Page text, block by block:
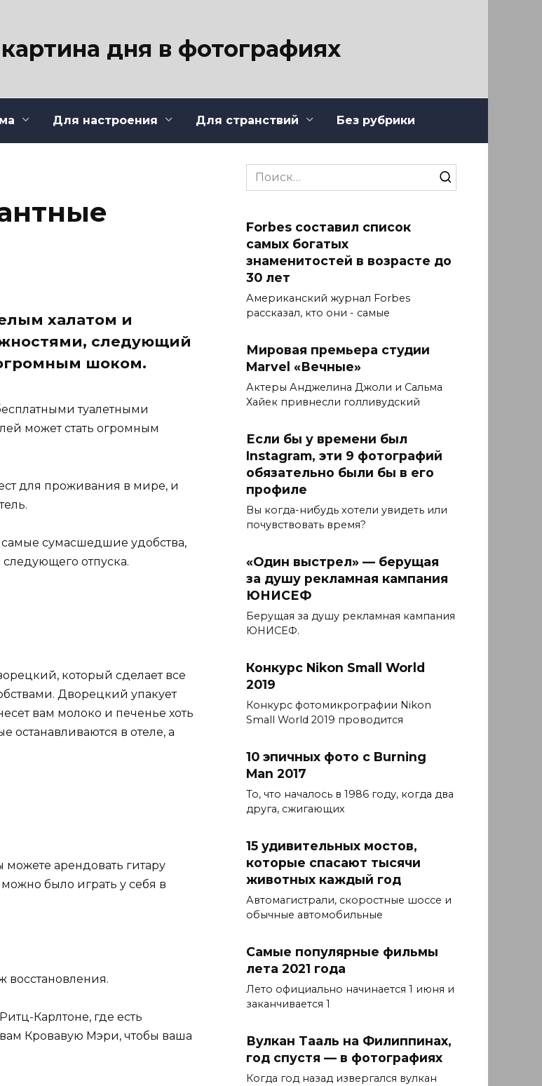
дня в фотографиях
Для настроения Для странствий Без рубрики
халатом и
следующий
шоком.
туалетными
может стать огромным
для проживания в мире, и
самые сумасшедшие удобства,
отпуска.
который сделает все
Дворецкий упакует
вам молоко и печенье хоть
останавливаются в отеле, а
можете арендовать гитару
было играть у себя в
восстановления.
Карлтоне, где есть
вам Кровавую Мэри, чтобы ваша
Search
for:
Forbes составил список
самых богатых
знаменитостей в возрасте до
30 лет
Американский журнал Forbes
рассказал, кто они - самые
Мировая премьера студии
Marvel «Вечные»
Актеры Анджелина Джоли и Сальма
Хайек привнесли голливудский
Если бы у времени был
Instagram, эти 9 фотографий
обязательно были бы в его
профиле
Вы когда-нибудь хотели увидеть или
почувствовать время?
«Один выстрел» — берущая
за душу рекламная кампания
ЮНИСЕФ
Берущая за душу рекламная кампания
ЮНИСЕФ.
Конкурс Nikon Small World
2019
Конкурс фотомикрографии Nikon
Small World 2019 проводится
10 эпичных фото с Burning
Man 2017
То, что началось в 1986 году, когда два
друга, сжигающих
15 удивительных мостов,
которые спасают тысячи
животных каждый год
Автомагистрали, скоростные шоссе и
обычные автомобильные
Самые популярные фильмы
лета 2021 года
Лето официально начинается 1 июня и
заканчивается 1
Вулкан Тааль на Филиппинах,
год спустя — в фотографиях
Когда год назад извергался вулкан